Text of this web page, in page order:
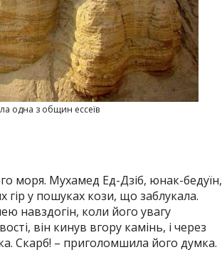
одна з общин ессеїв
моря. Мухамед Ед-Дзіб, юнак-бедуїн,
гір у пошуках кози, що заблукала.
навздогін, коли його увагу
він кинув вгору камінь, і через
Скарб! – приголомшила його думка.